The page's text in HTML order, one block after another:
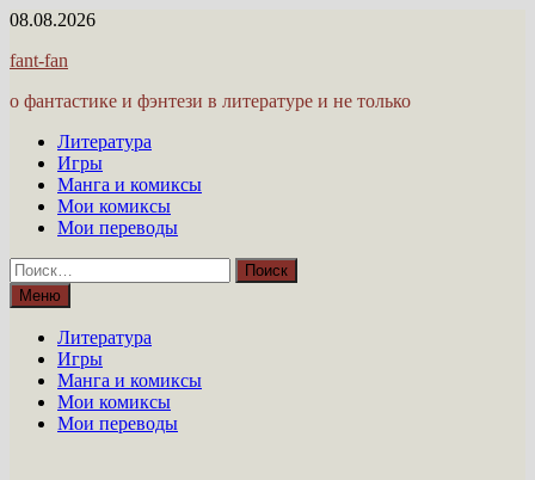
Перейти
содержимому
08.08.2026
fant-fan
о фантастике и фэнтези в литературе и не только
Литература
Игры
Манга и комиксы
Мои комиксы
Мои переводы
Найти:
Меню
Литература
Игры
Манга и комиксы
Мои комиксы
Мои переводы